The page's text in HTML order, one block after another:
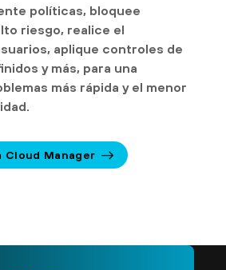
políticas, bloquee
riesgo, realice el
aplique controles de
y más, para una
más rápida y el menor
Cloud Manager